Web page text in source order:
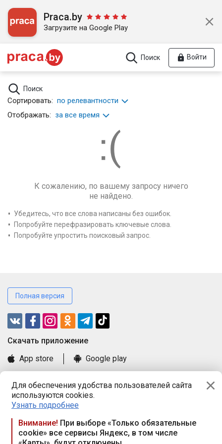
Для обеспечения удобства пользователей сайта
используются cookies.
Узнать подробнее
Внимание! При выборе «Только обязательные
cookie» все сервисы Яндекс, в том числе
Praca.by
Загрузите на Google Play
Поиск Войти
Поиск
Сортировать: по релевантности
Отображать: за все время
К сожалению, по вашему запросу ничего
не найдено.
Убедитесь, что все слова написаны без ошибок.
Попробуйте перефразировать ключевые слова.
Попробуйте упростить поисковый запрос.
Полная версия
Cкачать приложение
App store
Google play
Книга замечаний и предложений
Правила и документы
Praca.by © 2000—2026, ООО «ПРАЦА БАЙ»
Республика Беларусь, 220114, г. Минск, пр-т Независимости
117а, пом. № 9.